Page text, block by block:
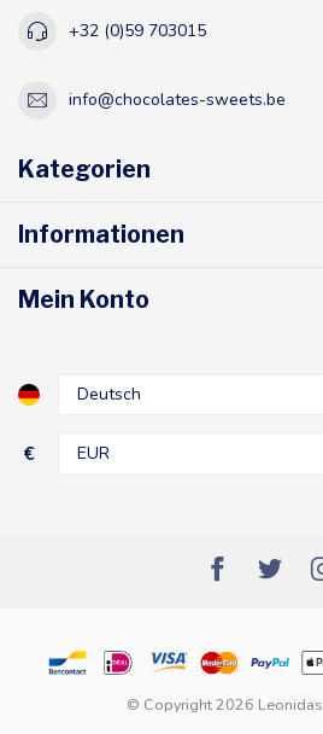
+32 (0)59 703015
info@chocolates-sweets.be
Kategorien
Informationen
Mein Konto
€
© Copyright 2026